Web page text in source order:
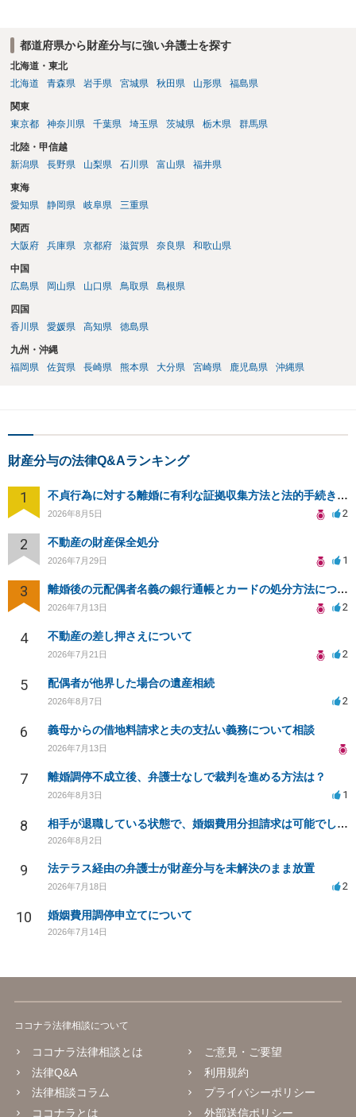
都道府県から財産分与に強い弁護士を探す
北海道・東北
北海道
青森県 岩手県 宮城県 秋田県 山形県 福島県
関東
東京都
神奈川県 千葉県 埼玉県 茨城県 栃木県 群馬県
北陸・甲信越
新潟県
長野県 山梨県 石川県 富山県 福井県
東海
愛知県
静岡県 岐阜県 三重県
関西
大阪府
兵庫県 京都府 滋賀県 奈良県 和歌山県
中国
広島県
岡山県 山口県 鳥取県 島根県
四国
香川県
愛媛県 高知県 徳島県
九州・沖縄
福岡県
佐賀県 長崎県 熊本県 大分県 宮崎県 鹿児島県 沖縄県
財産分与の法律Q&Aランキング
1 不貞行為に対する離婚に有利な証拠収集方法と法的手続きについて
2026年8月5日 2
2 不動産の財産保全処分
2026年7月29日 1
3 離婚後の元配偶者名義の銀行通帳とカードの処分方法について
2026年7月13日 2
4 不動産の差し押さえについて
2026年7月21日 2
5 配偶者が他界した場合の遺産相続
2026年8月7日 2
6 義母からの借地料請求と夫の支払い義務について相談
2026年7月13日
7 離婚調停不成立後、弁護士なしで裁判を進める方法は？
2026年8月3日 1
8 相手が退職している状態で、婚姻費用分担請求は可能でしょうか？
2026年8月2日
9 法テラス経由の弁護士が財産分与を未解決のまま放置
2026年7月18日 2
10 婚姻費用調停申立てについて
2026年7月14日
ココナラ法律相談について
ココナラ法律相談とは
法律Q&A
法律相談コラム
ココナラとは
ご意見・ご要望
利用規約
プライバシーポリシー
外部送信ポリシー